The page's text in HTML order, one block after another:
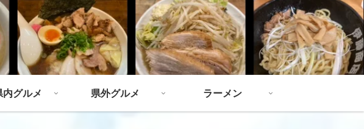
グルメ 県外グルメ ラーメン